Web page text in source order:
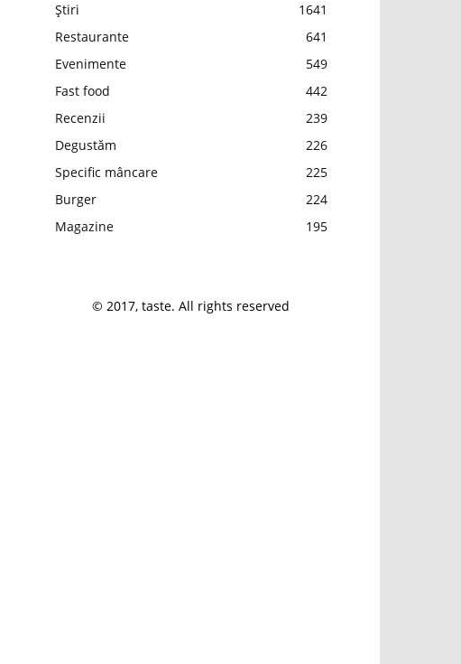
Știri
1641
Restaurante
641
Evenimente
549
Fast food
442
Recenzii
239
Degustăm
226
Specific mâncare
225
Burger
224
Magazine
195
© 2017, taste. All rights reserved